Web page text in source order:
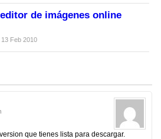
de imágenes online
13 Feb 2010
que tienes lista para descargar.